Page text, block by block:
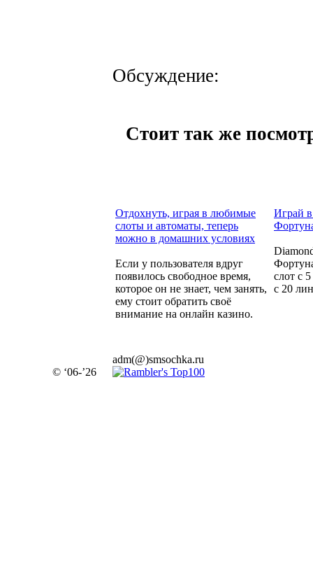
Обсуждение:
Стоит так же
Отдохнуть, играя в любимые
слоты и автоматы, теперь
можно в домашних условиях
Если у пользователя вдруг
появилось свободное время,
которое он не знает, чем занять,
ему стоит обратить своё
внимание на онлайн казино.
Играй
слот с
с 20
© ‘06-’26
adm(@)smsochka.ru